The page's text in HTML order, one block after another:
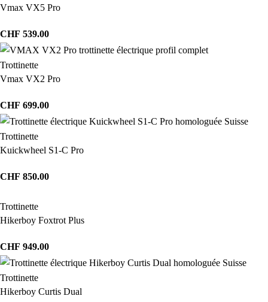
Vmax VX5 Pro
CHF 539.00
Trottinette
Vmax VX2 Pro
CHF 699.00
Trottinette
Kuickwheel S1-C Pro
CHF 850.00
Trottinette
Hikerboy Foxtrot Plus
CHF 949.00
Trottinette
Hikerboy Curtis Dual